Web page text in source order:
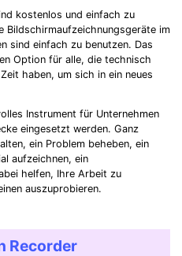
kostenlos und einfach zu
Bildschirmaufzeichnungsgeräte im
sind einfach zu benutzen. Das
Option für alle, die technisch
haben, um sich in ein neues
Instrument für Unternehmen
eingesetzt werden. Ganz
ein Problem beheben, ein
aufzeichnen, ein
helfen, Ihre Arbeit zu
auszuprobieren.
Recorder